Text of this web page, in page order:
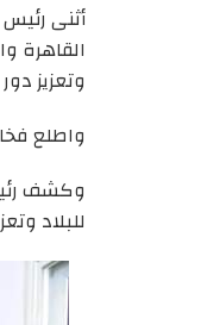
أثنى
القاهرة
وتعزيز
واطلع
وكشف
للبلاد